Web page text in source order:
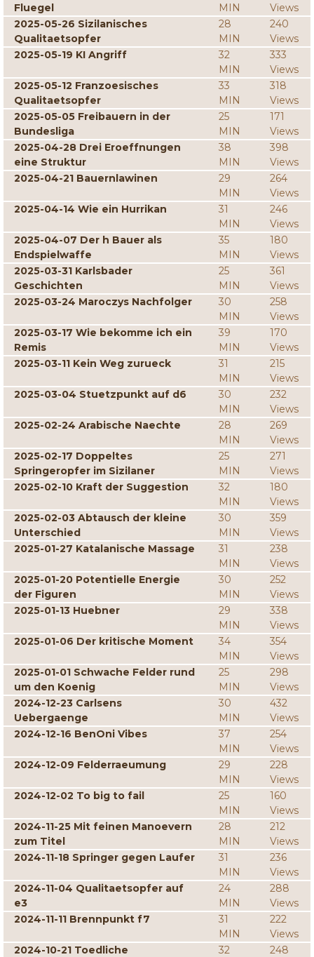
Fluegel
MIN
Views
2025-05-26 Sizilanisches
Qualitaetsopfer
28
MIN
240
Views
2025-05-19 KI Angriff
32
MIN
333
Views
2025-05-12 Franzoesisches
Qualitaetsopfer
33
MIN
318
Views
2025-05-05 Freibauern in der
Bundesliga
25
MIN
171
Views
2025-04-28 Drei Eroeffnungen
eine Struktur
38
MIN
398
Views
2025-04-21 Bauernlawinen
29
MIN
264
Views
2025-04-14 Wie ein Hurrikan
31
MIN
246
Views
2025-04-07 Der h Bauer als
Endspielwaffe
35
MIN
180
Views
2025-03-31 Karlsbader
Geschichten
25
MIN
361
Views
2025-03-24 Maroczys Nachfolger
30
MIN
258
Views
2025-03-17 Wie bekomme ich ein
Remis
39
MIN
170
Views
2025-03-11 Kein Weg zurueck
31
MIN
215
Views
2025-03-04 Stuetzpunkt auf d6
30
MIN
232
Views
2025-02-24 Arabische Naechte
28
MIN
269
Views
2025-02-17 Doppeltes
Springeropfer im Sizilaner
25
MIN
271
Views
2025-02-10 Kraft der Suggestion
32
MIN
180
Views
2025-02-03 Abtausch der kleine
Unterschied
30
MIN
359
Views
2025-01-27 Katalanische Massage
31
MIN
238
Views
2025-01-20 Potentielle Energie
der Figuren
30
MIN
252
Views
2025-01-13 Huebner
29
MIN
338
Views
2025-01-06 Der kritische Moment
34
MIN
354
Views
2025-01-01 Schwache Felder rund
um den Koenig
25
MIN
298
Views
2024-12-23 Carlsens
Uebergaenge
30
MIN
432
Views
2024-12-16 BenOni Vibes
37
MIN
254
Views
2024-12-09 Felderraeumung
29
MIN
228
Views
2024-12-02 To big to fail
25
MIN
160
Views
2024-11-25 Mit feinen Manoevern
zum Titel
28
MIN
212
Views
2024-11-18 Springer gegen Laufer
31
MIN
236
Views
2024-11-04 Qualitaetsopfer auf
e3
24
MIN
288
Views
2024-11-11 Brennpunkt f7
31
MIN
222
Views
2024-10-21 Toedliche
32
248